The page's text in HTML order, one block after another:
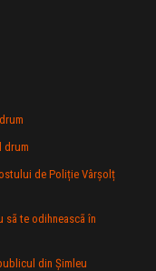
drum
de Poliție Vârșolț
sã te odihneascã în
din Şimleu